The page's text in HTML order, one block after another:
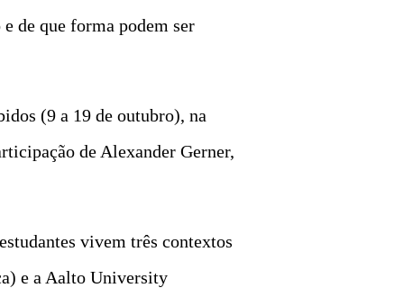
de que forma podem ser
(9 a 19 de outubro), na
de Alexander Gerner,
vivem três contextos
e a Aalto University